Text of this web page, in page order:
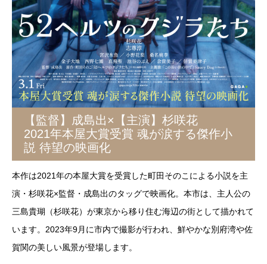
【監督】成島出×【主演】杉咲花
2021年本屋大賞受賞 魂が涙する傑作小
説 待望の映画化
本作は2021年の本屋大賞を受賞した町田そのこによる小説を主
演・杉咲花×監督・成島出のタッグで映画化。本市は、主人公の
三島貴瑚（杉咲花）が東京から移り住む海辺の街として描かれて
います。2023年9月に市内で撮影が行われ、鮮やかな別府湾や佐
賀関の美しい風景が登場します。